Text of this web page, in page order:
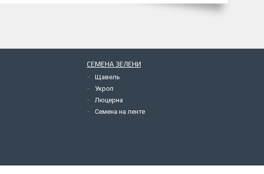
СЕМЕНА ЗЕЛЕНИ
Щавель
Укроп
Люцерна
Семена на ленте